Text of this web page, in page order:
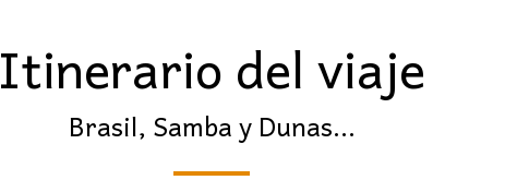
Itinerario del viaje
Brasil, Samba y Dunas...